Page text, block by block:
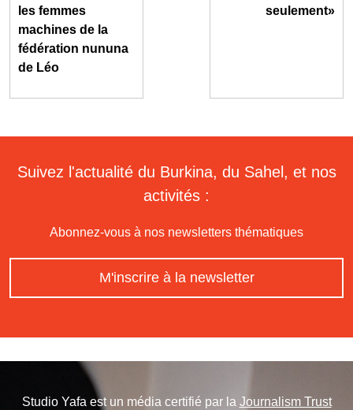
les femmes
machines de la
fédération nununa
de Léo
seulement»
Suivez l'actualité du Burkina, du Sahel, et nos
activités :
Abonnez-vous à nos newsletters thématiques
M'inscrire à la newsletter
Studio Yafa est un média certifié par la Journalism Trust